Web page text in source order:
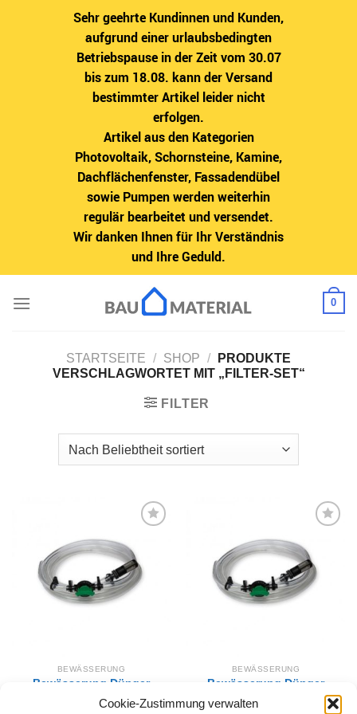
Sehr geehrte Kundinnen und Kunden,
aufgrund einer urlaubsbedingten
Betriebspause in der Zeit vom 30.07
bis zum 18.08. kann der Versand
bestimmter Artikel leider nicht
erfolgen.
Artikel aus den Kategorien
Photovoltaik, Schornsteine, Kamine,
Dachflächenfenster, Fassadendübel
sowie Pumpen werden weiterhin
regulär bearbeitet und versendet.
Wir danken Ihnen für Ihr Verständnis
und Ihre Geduld.
Cookie-Zustimmung verwalten
Inhalt
0
STARTSEITE / SHOP /
PRODUKTE
VERSCHLAGWORTET MIT „FILTER-SET“
FILTER
Wunschliste
hinzufügen
BEWÄSSERUNG
Bewässerung Dünger
Injektoren Gerät Filter-Set
Tube 3/4″
Wunschliste
hinzufügen
BEWÄSSERUNG
Bewässerung Dünger
Injektoren Gerät Filter-Set
Tube 1″